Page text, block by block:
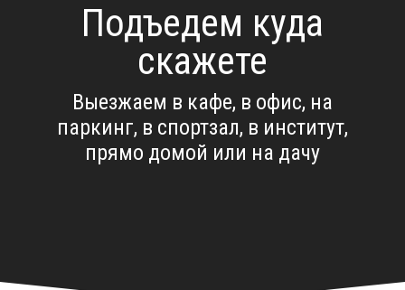
Подъедем куда
скажете
Выезжаем в кафе, в офис, на
паркинг, в спортзал, в институт,
прямо домой или на дачу